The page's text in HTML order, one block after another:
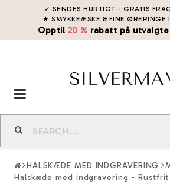
✓ SENDES HURTIGT - GRATIS
★ SMYKKEÆSKE & FINE ØRERINGE
Opptil 20 % rabatt på utvalgte
Toggle
navigation
HALSKÆDE MED INDGRAVERING
Halskæde med indgravering -